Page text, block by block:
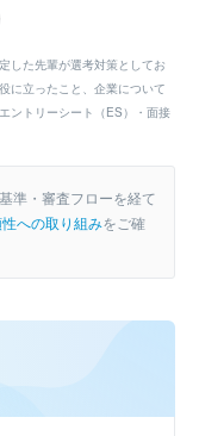
した先輩が選考対策としてお
に立ったこと、企業について
ントリーシート（ES）・面接
準・審査フローを経て
への取り組みをご確